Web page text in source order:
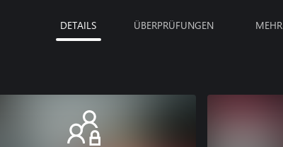
DETAILS ÜBERPRÜFUNGEN MEHR